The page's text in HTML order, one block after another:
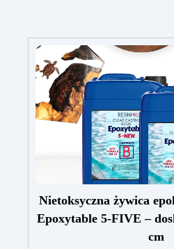
Nietoksyczna żywica
Epoxytable 5-FIVE –
cm